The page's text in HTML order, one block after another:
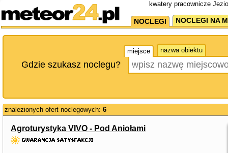
kwatery pracownicze
NOCLEGI NOCLEGI NA
miejsce nazwa obiektu
Gdzie szukasz noclegu?
znalezionych ofert noclegowych: 6
Agroturystyka VIVO - Pod Aniołami